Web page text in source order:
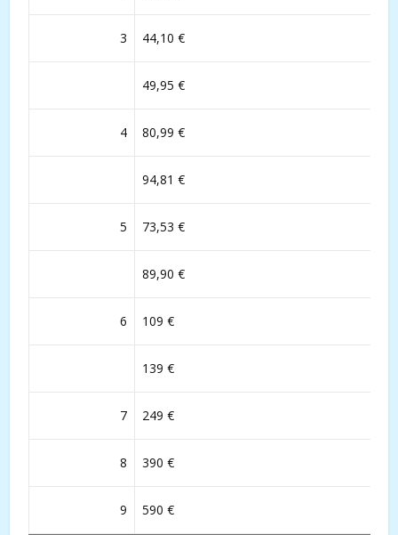
3 44,10 €
49,95 €
4 80,99 €
94,81 €
5 73,53 €
89,90 €
6 109 €
139 €
7 249 €
8 390 €
9 590 €